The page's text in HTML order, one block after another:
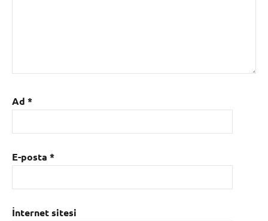
Ad *
E-posta *
İnternet sitesi